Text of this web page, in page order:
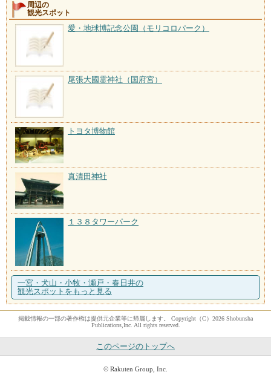
周辺の
観光スポット
愛・地球博記念公園（モリコロパーク）
尾張大國霊神社（国府宮）
トヨタ博物館
真清田神社
１３８タワーパーク
一宮・犬山・小牧・瀬戸・春日井の
観光スポットをもっと見る
掲載情報の一部の著作権は提供元企業等に帰属します。 Copyright（C）2026 Shobunsha
Publications,Inc. All rights reserved.
このページのトップへ
© Rakuten Group, Inc.